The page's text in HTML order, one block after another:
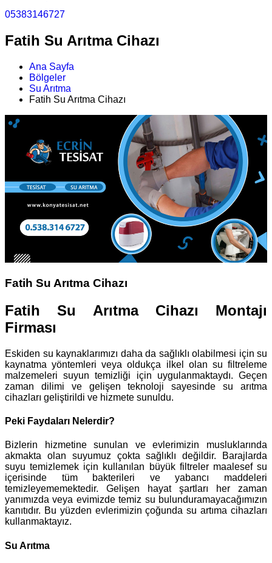
05383146727
Fatih Su Arıtma Cihazı
Ana Sayfa
Bölgeler
Su Arıtma
Fatih Su Arıtma Cihazı
Fatih Su Arıtma Cihazı
Fatih Su Arıtma Cihazı Montajı
Firması
Eskiden su kaynaklarımızı daha da sağlıklı olabilmesi için su
kaynatma yöntemleri veya oldukça ilkel olan su filtreleme
malzemeleri suyun temizliği için uygulanmaktaydı. Geçen
zaman dilimi ve gelişen teknoloji sayesinde su arıtma
cihazları geliştirildi ve hizmete sunuldu.
Peki Faydaları Nelerdir?
Bizlerin hizmetine sunulan ve evlerimizin musluklarında
akmakta olan suyumuz çokta sağlıklı değildir. Barajlarda
suyu temizlemek için kullanılan büyük filtreler maalesef su
içerisinde tüm bakterileri ve yabancı maddeleri
temizleyememektedir. Gelişen hayat şartları her zaman
yanımızda veya evimizde temiz su bulunduramayacağımızın
kanıtıdır. Bu yüzden evlerimizin çoğunda su artıma cihazları
kullanmaktayız.
Su Arıtma